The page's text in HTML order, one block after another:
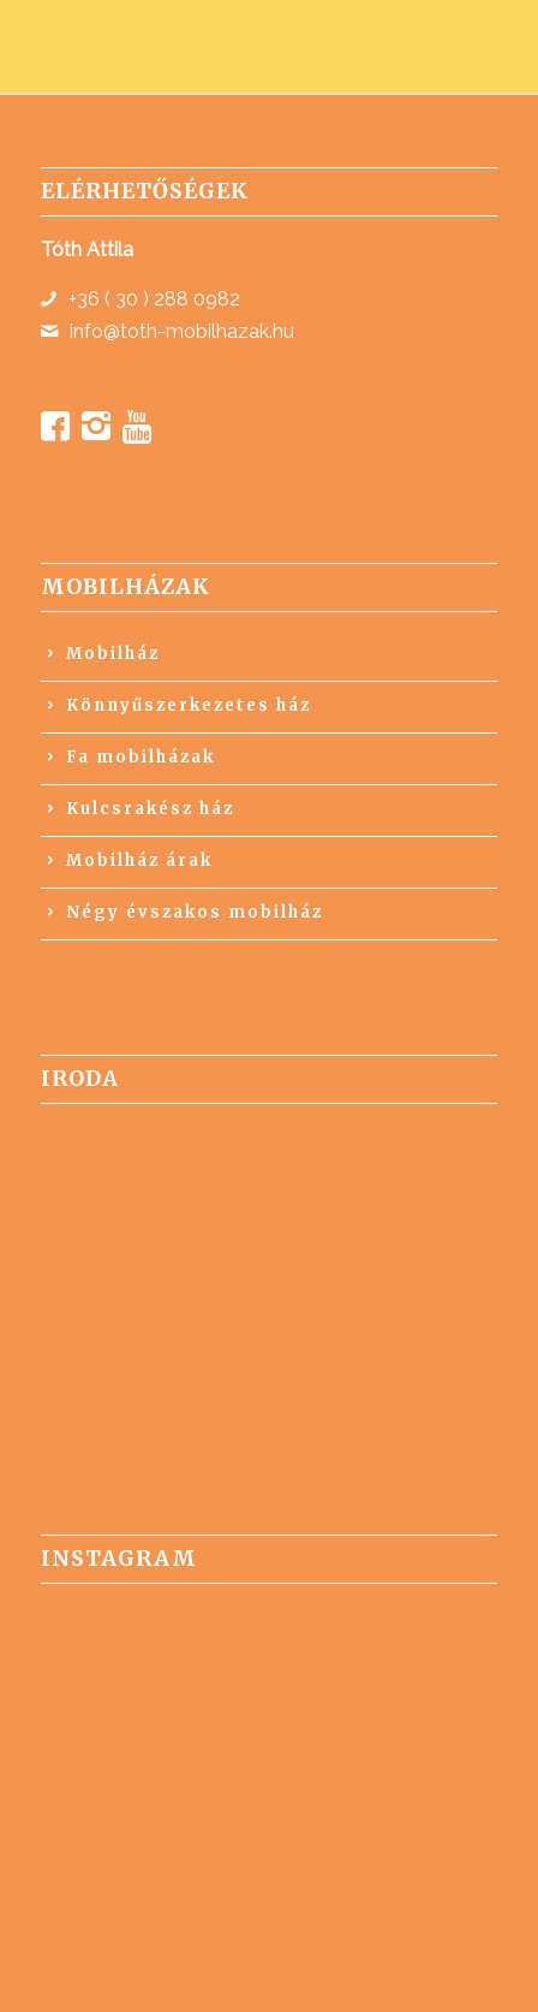
ELÉRHETŐSÉGEK
Tóth Attila
+36 ( 30 ) 288 0982
info@toth-mobilhazak.hu
MOBILHÁZAK
Mobilház
Könnyűszerkezetes ház
Fa mobilházak
Kulcsrakész ház
Mobilház árak
Négy évszakos mobilház
IRODA
INSTAGRAM